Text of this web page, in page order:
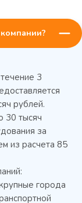
3
рублей.
30 тысяч
за
из расчета 85
города